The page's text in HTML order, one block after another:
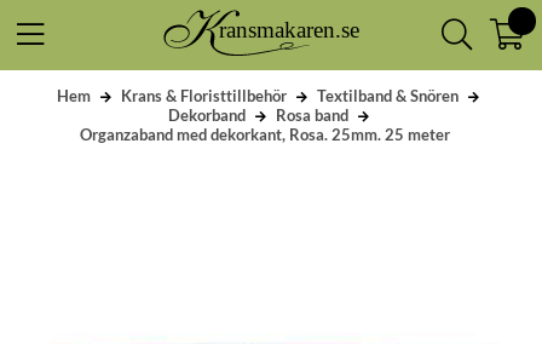
Hem Krans & Floristtillbehör
Textilband & Snören
Dekorband
Rosa band
Organzaband med dekorkant, Rosa. 25mm. 25 meter